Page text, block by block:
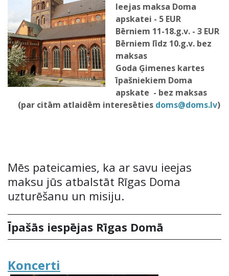
Ieejas maksa Doma
apskatei - 5 EUR
Bērniem 11-18.g.v. - 3 EUR
Bērniem līdz 10.g.v. bez
maksas
Goda Ģimenes kartes
īpašniekiem Doma
apskate - bez maksas
(par citām atlaidēm interesēties doms@doms.lv)
Mēs pateicamies, ka ar savu ieejas
maksu jūs atbalstāt Rīgas Doma
uzturēšanu un misiju.
Īpašās iespējas Rīgas Domā
Koncerti